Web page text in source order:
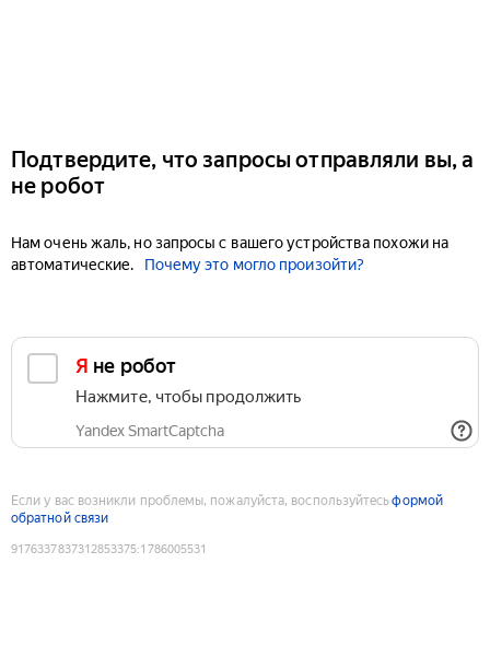
Подтвердите, что запросы отправляли вы, а
не робот
Нам очень жаль, но запросы с вашего устройства похожи на
автоматические.
Почему это могло произойти?
Я не робот
Нажмите, чтобы продолжить
Yandex SmartCaptcha
Если у вас возникли проблемы, пожалуйста, воспользуйтесьформой
обратной связи
9176337837312853375:1786005531